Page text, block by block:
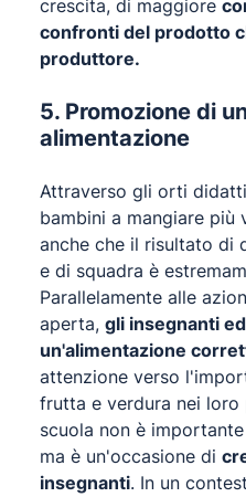
crescita, di maggiore
confronti del prodotto
produttore.
5. Promozione di
alimentazione
Attraverso gli orti
bambini a mangiare più
anche che il risultato di
e di squadra è
Parallelamente alle
aperta, gli insegnanti
un'alimentazione
attenzione verso
frutta e verdura nei
scuola non è
ma è un'occasione di
insegnanti. In un